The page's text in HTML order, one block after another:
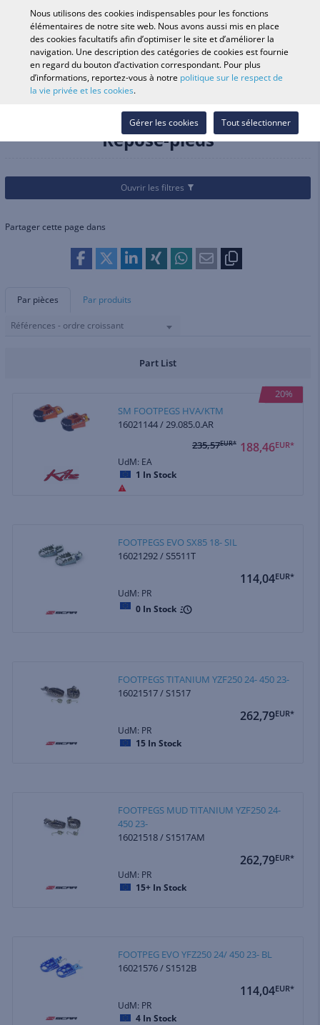
Recherche par véhicule
Rechercher dans
le magasin
Se
Catégories
Repose-pieds et commandes aux pieds
Repose-pieds
Repose-pieds
Ouvrir les filtres
Partager cette page dans
Par pièces Par produits
Références - ordre croissant
Part List
20%
SM FOOTPEGS HVA/KTM
16021144 / 29.085.0.AR
188,46EUR*
235,57EUR*
UdM: EA
1 In Stock
FOOTPEGS EVO SX85 18- SIL
16021292 / S5511T
114,04EUR*
UdM: PR
0 In Stock
FOOTPEGS TITANIUM YZF250 24- 450 23-
16021517 / S1517
262,79EUR*
UdM: PR
15 In Stock
FOOTPEGS MUD TITANIUM YZF250 24-
450 23-
16021518 / S1517AM
262,79EUR*
UdM: PR
15+ In Stock
FOOTPEG EVO YFZ250 24/ 450 23- BL
16021576 / S1512B
114,04EUR*
UdM: PR
4 In Stock
Nous utilisons des cookies indispensables pour les fonctions
élémentaires de notre site web. Nous avons aussi mis en place
des cookies facultatifs afin d’optimiser le site et d’améliorer la
navigation. Une description des catégories de cookies est fournie
en regard du bouton d’activation correspondant. Pour plus
d’informations, reportez-vous à notre politique sur le respect de
la vie privée et les cookies.
Tout sélectionner
Gérer les cookies